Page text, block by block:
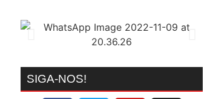
SIGA-NOS!